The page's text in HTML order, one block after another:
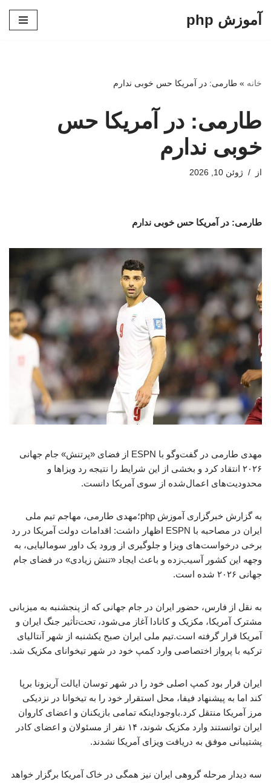
آموزش php
خانه » طارمی: در آمریکا حس خوبی ندارم
طارمی: در آمریکا حس
خوبی ندارم
از ژوئن 10, 2026
طارمی: در آمریکا حس خوبی ندارم
مهدی طارمی در گفت‌وگو با ESPN از فضای «پرتنش» جام جهانی
۲۰۲۶ انتقاد کرد و بخشی از این شرایط را نتیجه رد ویزاها و
محدودیت‌های اعمال‌شده از سوی آمریکا دانست.
به گزارش خبرگزاری آموزش php؛مهدی طارمی، مهاجم تیم ملی
ایران در مصاحبه با ESPN اظهار داشت: اقدامات دولت آمریکا در رد
برخی درخواست‌های ویزا و جلوگیری از ورود یک داور سومالیایی، به
وجهه این کشور آسیب‌زده و باعث ایجاد «تنش زیادی» در فضای جام
جهانی ۲۰۲۶ شده است.
به نقل از فارس، حضور ایران در جام جهانی که از پنجشنبه به میزبانی
مشترک آمریکا، مکزیک و کانادا آغاز می‌شود، تحت‌تأثیر جنگ ایران و
آمریکا قرار گرفته است.تیم ملی ایران صبح یکشنبه از شهر آنتالیای
ترکیه با پرواز اختصاصی وارد کمپ خود در شهر تیخوانای مکزیک شد.
ایران قرار بود کمپ اصلی خود را در شهر توسان ایالت آریزونا برپا
کند اما به پیشنهاد فیفا، محل استقرار خود را به تیخوانا در نزدیکی
مرز آمریکا منتقل کرد.باوجوداینکه تمامی بازیکنان و اعضای کاروان
ایران توانستند وارد مکزیک شوند، ۱۴ نفر از مسئولان و اعضای کادر
پشتیبانی موفق به دریافت ویزای آمریکا نشدند.
سه دیدار مرحله گروهی ایران نیز همگی در خاک آمریکا برگزار خواهد